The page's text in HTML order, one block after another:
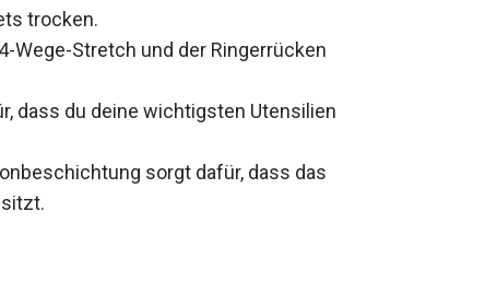
trocken.
Wege-Stretch und der Ringerrücken
dass du deine wichtigsten Utensilien
sorgt dafür, dass das